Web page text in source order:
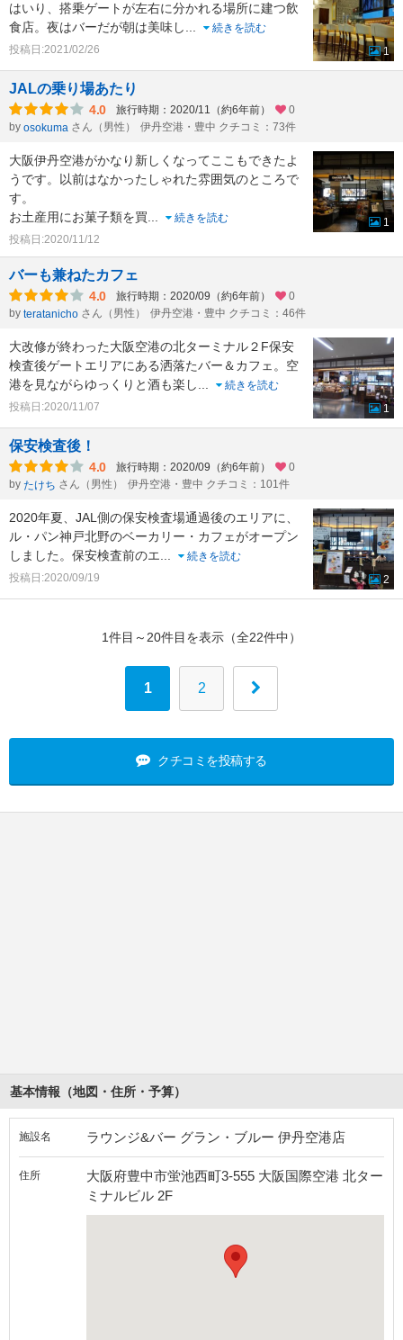
はいり、搭乗ゲートが左右に分かれる場所に建つ飲
食店。夜はバーだが朝は美味し
続きを読む
投稿日:2021/02/26
1
JALの乗り場あたり
4.0 旅行時期：2020/11（約6年前）
0
by osokuma さん（男性） 伊丹空港・豊中 クチコミ：73件
大阪伊丹空港がかなり新しくなってここもできたよ
うです。以前はなかったしゃれた雰囲気のところで
す。
お土産用にお菓子類を買
続きを読む
投稿日:2020/11/12
1
バーも兼ねたカフェ
4.0 旅行時期：2020/09（約6年前）
0
by teratanicho さん（男性） 伊丹空港・豊中 クチコミ：46件
大改修が終わった大阪空港の北ターミナル２F保安
検査後ゲートエリアにある洒落たバー＆カフェ。空
港を見ながらゆっくりと酒も楽し
続きを読む
投稿日:2020/11/07
1
保安検査後！
4.0 旅行時期：2020/09（約6年前）
0
by たけち さん（男性） 伊丹空港・豊中 クチコミ：101件
2020年夏、JAL側の保安検査場通過後のエリアに、
ル・パン神戸北野のベーカリー・カフェがオープン
しました。保安検査前のエ
続きを読む
投稿日:2020/09/19
2
1件目～20件目を表示（全22件中）
1 2
クチコミを投稿する
基本情報（地図・住所・予算）
施設名 ラウンジ&バー グラン・ブルー 伊丹空港店
住所
大阪府豊中市蛍池西町3-555 大阪国際空港 北ター
ミナルビル 2F